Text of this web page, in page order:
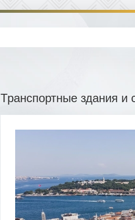
Транспортные здания и